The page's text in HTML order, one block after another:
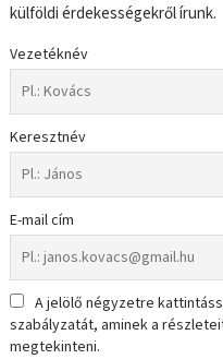
külföldi érdekességekről írunk.
Vezetéknév
Keresztnév
E-mail cím
A jelölő négyzetre
szabályzatát, aminek a
megtekinteni.